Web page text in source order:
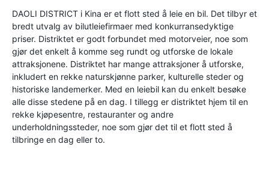
DAOLI DISTRICT i Kina er et flott sted å leie en bil. Det tilbyr et
bredt utvalg av bilutleiefirmaer med konkurransedyktige
priser. Distriktet er godt forbundet med motorveier, noe som
gjør det enkelt å komme seg rundt og utforske de lokale
attraksjonene. Distriktet har mange attraksjoner å utforske,
inkludert en rekke naturskjønne parker, kulturelle steder og
historiske landemerker. Med en leiebil kan du enkelt besøke
alle disse stedene på en dag. I tillegg er distriktet hjem til en
rekke kjøpesentre, restauranter og andre
underholdningssteder, noe som gjør det til et flott sted å
tilbringe en dag eller to.